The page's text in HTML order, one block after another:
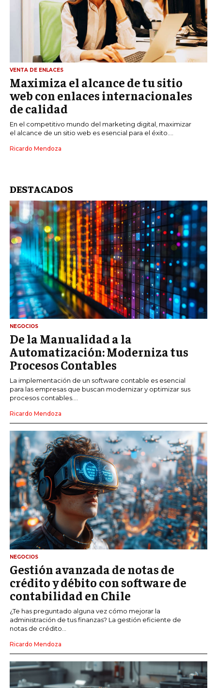
ÉTICA EMPRESARIAL Y RESPONSABILIDAD
SOCIAL
BLOG
Acerca de Últimas entradas
Ricardo Mendoza
Soy Ricardo Mendoza, periodista de negocios e
innovación, con amplia trayectoria. Desde hace
portal de noticias, abarcando desde noticias
Infórmate aquí.
VENTA DE ENLACES
Maximiza el alcance de tu sitio
web con enlaces internacionales
de calidad
En el competitivo mundo del marketing digital, maximizar
el alcance de un sitio web es esencial para el éxito....
Ricardo Mendoza
DESTACADOS
NEGOCIOS
De la Manualidad a la
Automatización: Moderniza tus
Procesos Contables
La implementación de un software contable es esencial
para las empresas que buscan modernizar y optimizar sus
procesos contables....
Ricardo Mendoza
NEGOCIOS
Gestión avanzada de notas de
crédito y débito con software de
contabilidad en Chile
¿Te has preguntado alguna vez cómo mejorar la
administración de tus finanzas? La gestión eficiente de
notas de crédito...
Ricardo Mendoza